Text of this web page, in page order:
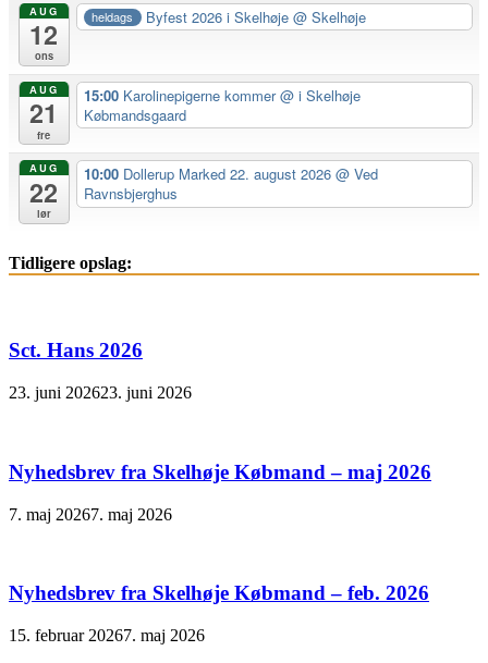
AUG
12
ons
heldags Byfest 2026 i Skelhøje@ Skelhøje
AUG
21
fre
15:00 Karolinepigerne kommer@ i Skelhøje
Købmandsgaard
AUG
22
lør
10:00 Dollerup Marked 22. august 2026 @ Ved
Ravnsbjerghus
Tidligere opslag:
Sct. Hans 2026
23. juni 202623. juni 2026
Nyhedsbrev fra Skelhøje Købmand – maj 2026
7. maj 20267. maj 2026
Nyhedsbrev fra Skelhøje Købmand – feb. 2026
15. februar 20267. maj 2026